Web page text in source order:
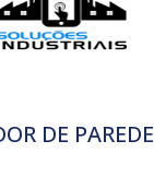
DE PAREDE